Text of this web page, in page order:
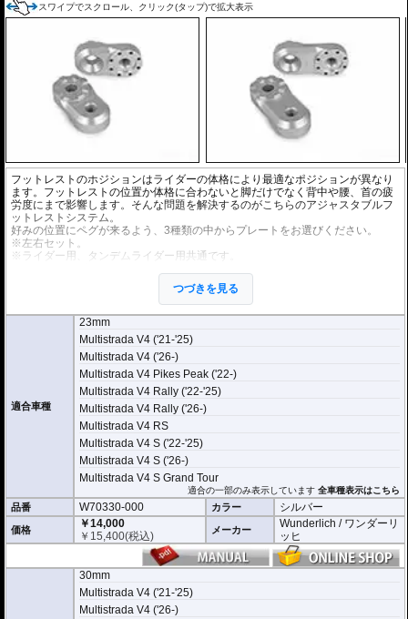
スワイプでスクロール、クリック(タップ)で拡大表示
フットレストのホジションはライダーの体格により最適なポジションが異なり
ます。フットレストの位置か体格に合わないと脚だけでなく背中や腰、首の疲
労度にまで影響します。そんな問題を解決するのがこちらのアジャスタブルフ
ットレストシステム。
好みの位置にペグが来るよう、3種類の中からプレートをお選びください。
※左右セット。
※ライダー用、タンデムライダー用共通です。
が必要です。個別にお求めください。
つづきを見る
適合車種
23mm
Multistrada V4 ('21-'25)
Multistrada V4 ('26-)
Multistrada V4 Pikes Peak ('22-)
Multistrada V4 Rally ('22-'25)
Multistrada V4 Rally ('26-)
Multistrada V4 RS
Multistrada V4 S ('22-'25)
Multistrada V4 S ('26-)
Multistrada V4 S Grand Tour
適合の一部のみ表示しています全車種表示はこちら
品番 W70330-000 カラー シルバー
価格
￥14,000
￥ 15,400(税込) メーカー
Wunderlich / ワンダーリ
ッヒ
30mm
Multistrada V4 ('21-'25)
Multistrada V4 ('26-)